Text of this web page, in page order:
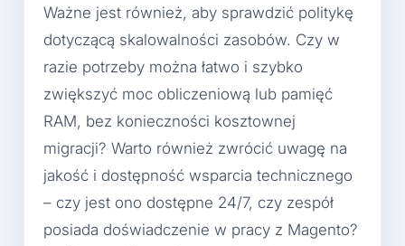
Ważne jest również, aby sprawdzić politykę
dotyczącą skalowalności zasobów. Czy w
razie potrzeby można łatwo i szybko
zwiększyć moc obliczeniową lub pamięć
RAM, bez konieczności kosztownej
migracji? Warto również zwrócić uwagę na
jakość i dostępność wsparcia technicznego
– czy jest ono dostępne 24/7, czy zespół
posiada doświadczenie w pracy z Magento?